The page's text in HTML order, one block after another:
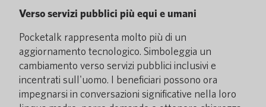
Verso servizi pubblici più equi e umani
Pocketalk rappresenta molto più di un
aggiornamento tecnologico. Simboleggia un
cambiamento verso servizi pubblici inclusivi e
incentrati sull'uomo. I beneficiari possono ora
impegnarsi in conversazioni significative nella loro